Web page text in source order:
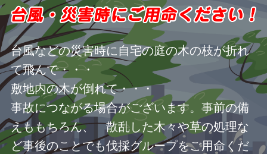
台風などの災害時に自宅の庭の木の枝が折れ
て飛んで・・・
敷地内の木が倒れて・・・
事故につながる場合がございます。事前の備
えももちろん、 散乱した木々や草の処理な
ど事後のことでも伐採グループをご用命くだ